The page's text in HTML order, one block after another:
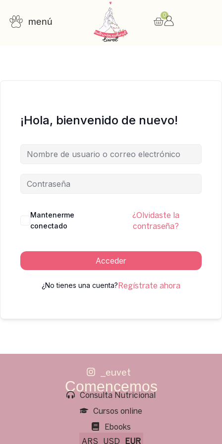
menú
0
¡Hola, bienvenido de nuevo!
Mantenerme
conectado
¿Olvidaste la
contraseña?
Acceder
¿No tienes una cuenta?Regístrate ahora
_euvet
Comencemos
Consulta Nutricional
Cursos online
Ebooks
ARS
USD EUR